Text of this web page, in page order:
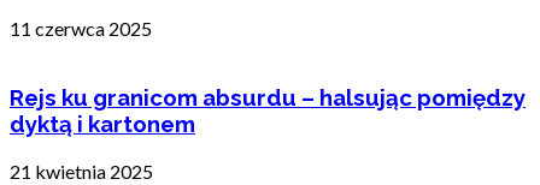
11 czerwca 2025
Rejs ku granicom absurdu – halsując pomiędzy
dyktą i kartonem
21 kwietnia 2025